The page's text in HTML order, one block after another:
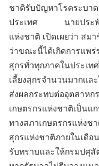
ชาติรับปัญหาโรคระบา
ประเทศ นายประพัฒ
แห่งชาติ เปิดเผยว่า สม
ว่าขณะนี้ได้เกิดการแพร่
สุกรทั่วทุกภาคในประเท
เลี้ยงสุกรจำนวนมากแล
ส่งผลกระทบต่ออุตสาหก
เกษตรกรแห่งชาติเป็นแ
ทางสภาเกษตรกรแห่งช
สุกรแห่งชาติภายในเดือ
รับทราบและให้กรมปศุสั